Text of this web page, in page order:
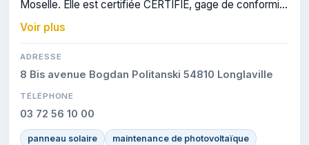
Moselle. Elle est certifiée CERTIFIE, gage de conformité
sur les interventions réalisées.
Voir plus
ADRESSE
8 Bis avenue Bogdan Politanski 54810 Longlaville
TÉLÉPHONE
03 72 56 10 00
panneau solaire
maintenance de photovoltaïque